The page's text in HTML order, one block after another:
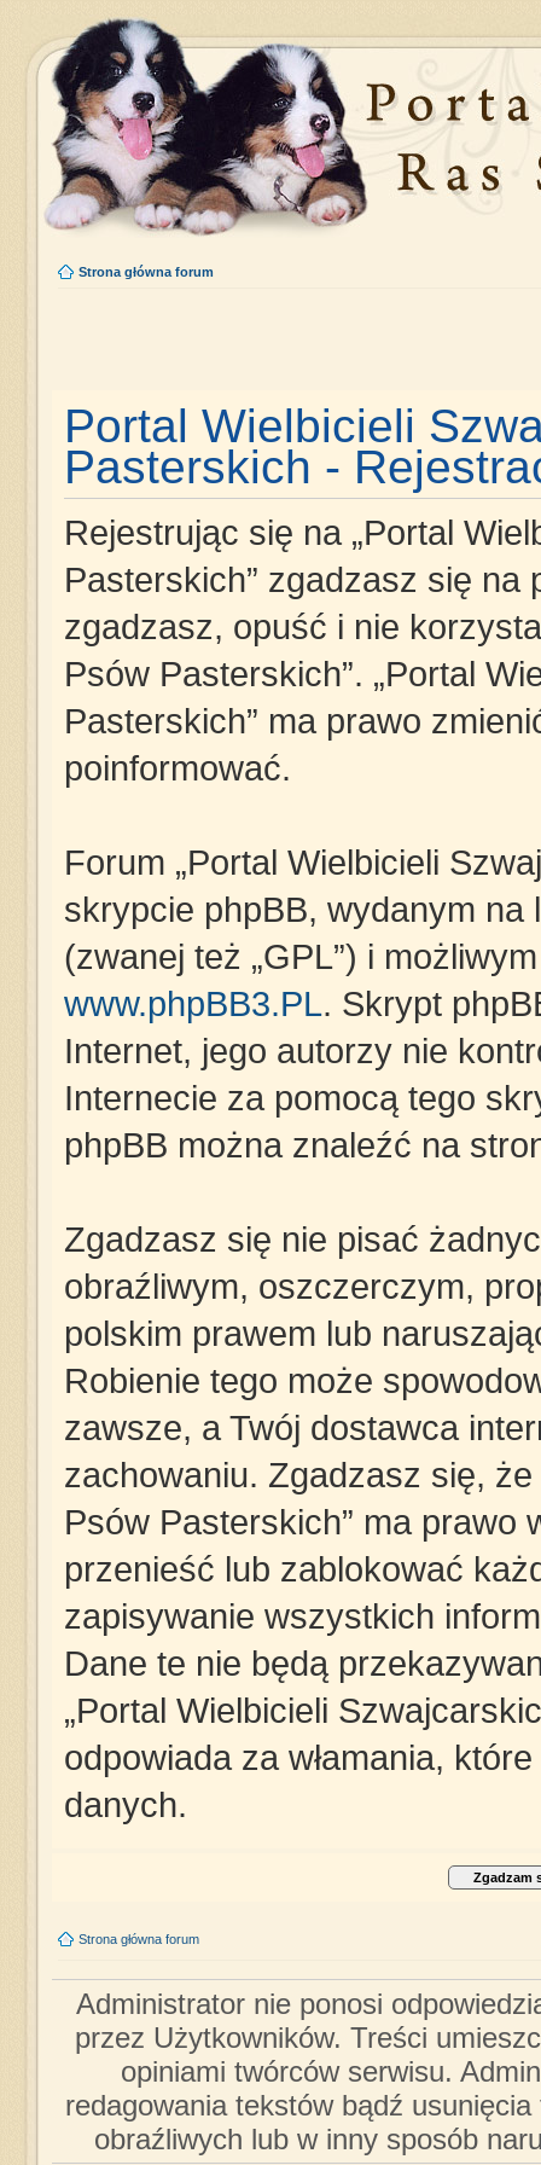
Strona główna forum
Portal Wielbicieli
Pasterskich -
Rejestrując się na „Portal
Pasterskich” zgadzasz się
zgadzasz, opuść i nie
Psów Pasterskich”. „Portal
Pasterskich” ma prawo
poinformować.
Forum „Portal Wielbicieli
skrypcie phpBB, wydanym na
(zwanej też „GPL”) i
www.phpBB3.PL. Skrypt
Internet, jego autorzy nie
Internecie za pomocą tego
phpBB można znaleźć na
Zgadzasz się nie pisać
obraźliwym, oszczerczym,
polskim prawem lub
Robienie tego może
zawsze, a Twój dostawca
zachowaniu. Zgadzasz się,
Psów Pasterskich” ma prawo
przenieść lub zablokować
zapisywanie wszystkich
Dane te nie będą
„Portal Wielbicieli
odpowiada za włamania,
danych.
Strona główna forum
Administrator nie ponosi
przez Użytkowników. Treści
opiniami twórców serwisu.
redagowania tekstów bądź
obraźliwych lub w inny sposób